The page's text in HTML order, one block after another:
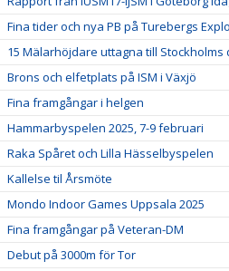
Fina tider och nya PB på Turebergs
15 Mälarhöjdare uttagna till Stockholms
Brons och elfetplats på ISM i Växjö
Fina framgångar i helgen
Hammarbyspelen 2025, 7-9 februari
Raka Spåret och Lilla Hässelbyspelen
Kallelse til Årsmöte
Mondo Indoor Games Uppsala 2025
Fina framgångar på Veteran-DM
Debut på 3000m för Tor